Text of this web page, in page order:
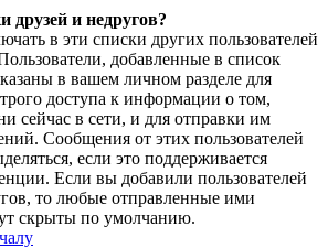
друзей и недругов?
в эти списки других пользователей
добавленные в список
в вашем личном разделе для
доступа к информации о том,
сейчас в сети, и для отправки им
Сообщения от этих пользователей
если это поддерживается
Если вы добавили пользователей
то любые отправленные ими
скрыты по умолчанию.